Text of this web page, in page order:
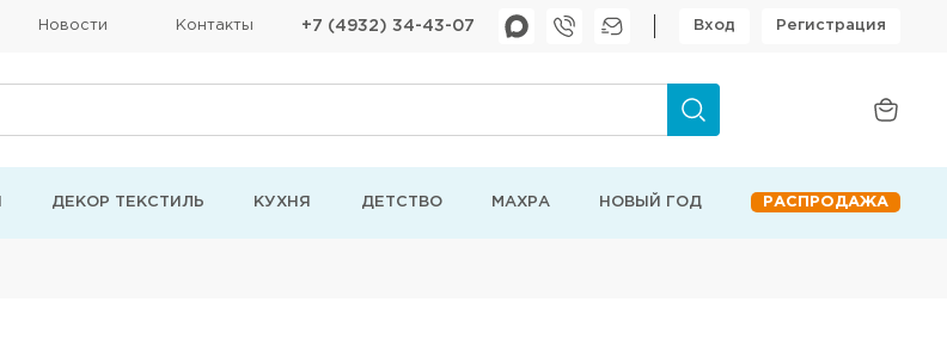
Новости Контакты +7 (4932) 34-43-07 Вход Регистрация
ДЕКОР ТЕКСТИЛЬ КУХНЯ ДЕТСТВО МАХРА НОВЫЙ ГОД РАСПРОДАЖА